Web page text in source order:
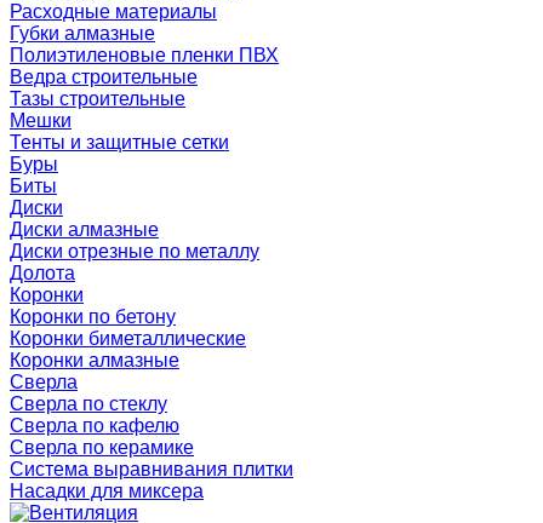
Расходные материалы
Губки алмазные
Полиэтиленовые пленки ПВХ
Ведра строительные
Тазы строительные
Мешки
Тенты и защитные сетки
Буры
Биты
Диски
Диски алмазные
Диски отрезные по металлу
Долота
Коронки
Коронки по бетону
Коронки биметаллические
Коронки алмазные
Сверла
Сверла по стеклу
Сверла по кафелю
Сверла по керамике
Система выравнивания плитки
Насадки для миксера